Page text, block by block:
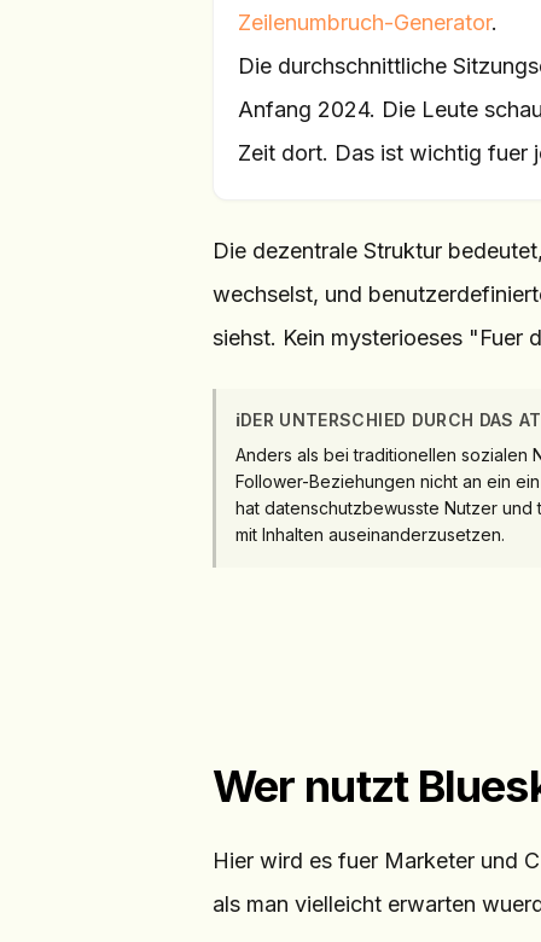
Zeilenumbruch-Generator.
Die durchschnittliche
Anfang 2024. Die Leute
Zeit dort. Das ist wichtig fuer
Die dezentrale Struktur
wechselst, und
siehst. Kein mysterioeses "Fuer
ℹ️DER UNTERSCHIED DURCH DAS
Anders als bei traditionellen sozialen
Follower-Beziehungen nicht an ein
hat datenschutzbewusste Nutzer
mit Inhalten auseinanderzusetzen.
Wer nutzt
Hier wird es fuer Marketer und
als man vielleicht erwarten